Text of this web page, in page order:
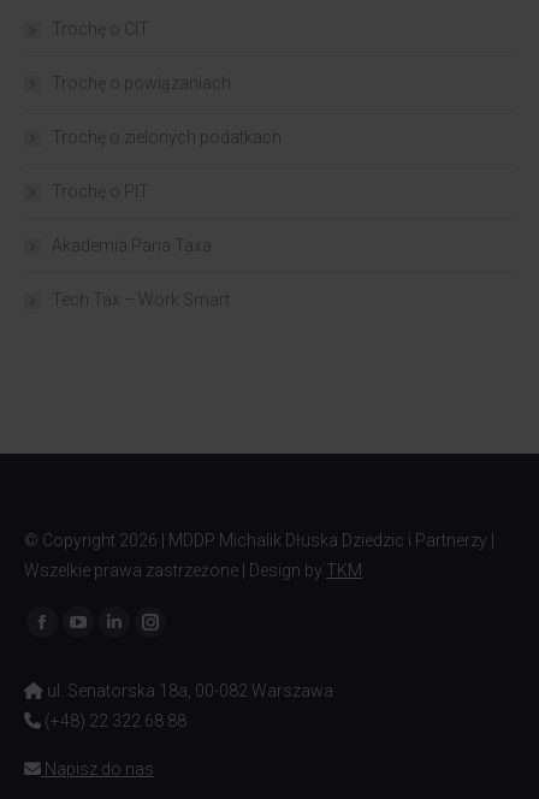
Trochę o CIT
Trochę o powiązaniach​
Trochę o zielonych podatkach
Trochę o PIT
Akademia Pana Taxa
Tech Tax – Work Smart
© Copyright 2026 | MDDP Michalik Dłuska Dziedzic i Partnerzy |
Wszelkie prawa zastrzeżone | Design by TKM
Znajdź nas na:
ul. Senatorska 18a, 00-082 Warszawa
(+48) 22 322 68 88
Napisz do nas